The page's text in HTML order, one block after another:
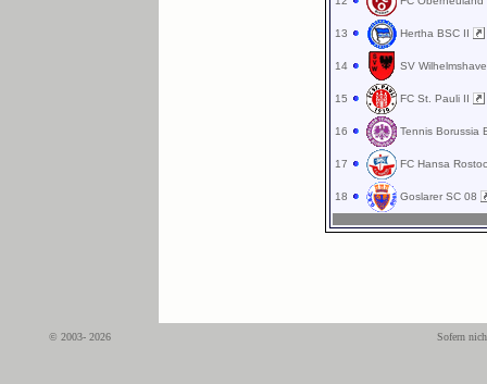
13 Hertha BSC II
14 SV
15 FC St. Pauli II
16 Tennis Borussia
17 FC Hansa
18 Goslarer SC 08
© 2003- 2026 Sofern